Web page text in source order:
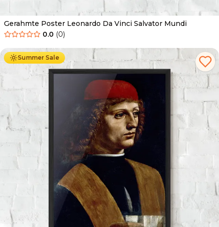
Gerahmte Poster Leonardo Da Vinci Salvator Mundi
0.0 (0)
Summer Sale
Ab 49.90 € 29.90